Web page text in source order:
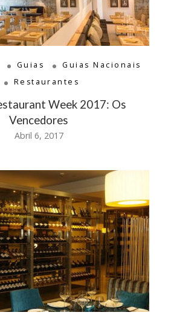
Guias
Guias Nacionais
Restaurantes
Week 2017: Os
Vencedores
Abril 6, 2017